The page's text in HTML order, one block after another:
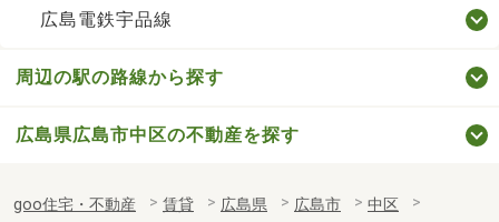
広島電鉄宇品線
周辺の駅の路線から探す
広島県広島市中区の不動産を探す
goo住宅・不動産 賃貸 広島県 広島市
中区